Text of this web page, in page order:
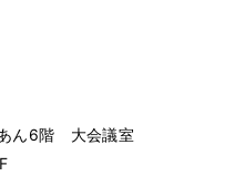
あん6階 大会議室